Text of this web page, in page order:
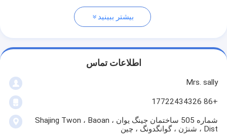
بیشتر ببینید
اطلاعات تماس
Mrs. sally
+86 17722434326
شماره 505 ساختمان جینگ یوان ، Shajing Twon ، Baoan
Dist ، شنژن ، گوانگدونگ ، چین